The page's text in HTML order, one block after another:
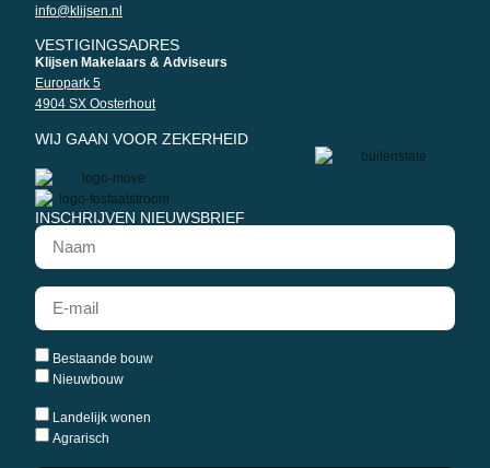
info@klijsen.nl
VESTIGINGSADRES
Klijsen Makelaars & Adviseurs
Europark 5
4904 SX Oosterhout
WIJ GAAN VOOR ZEKERHEID
INSCHRIJVEN NIEUWSBRIEF
Bestaande bouw
Nieuwbouw
Landelijk wonen
Agrarisch